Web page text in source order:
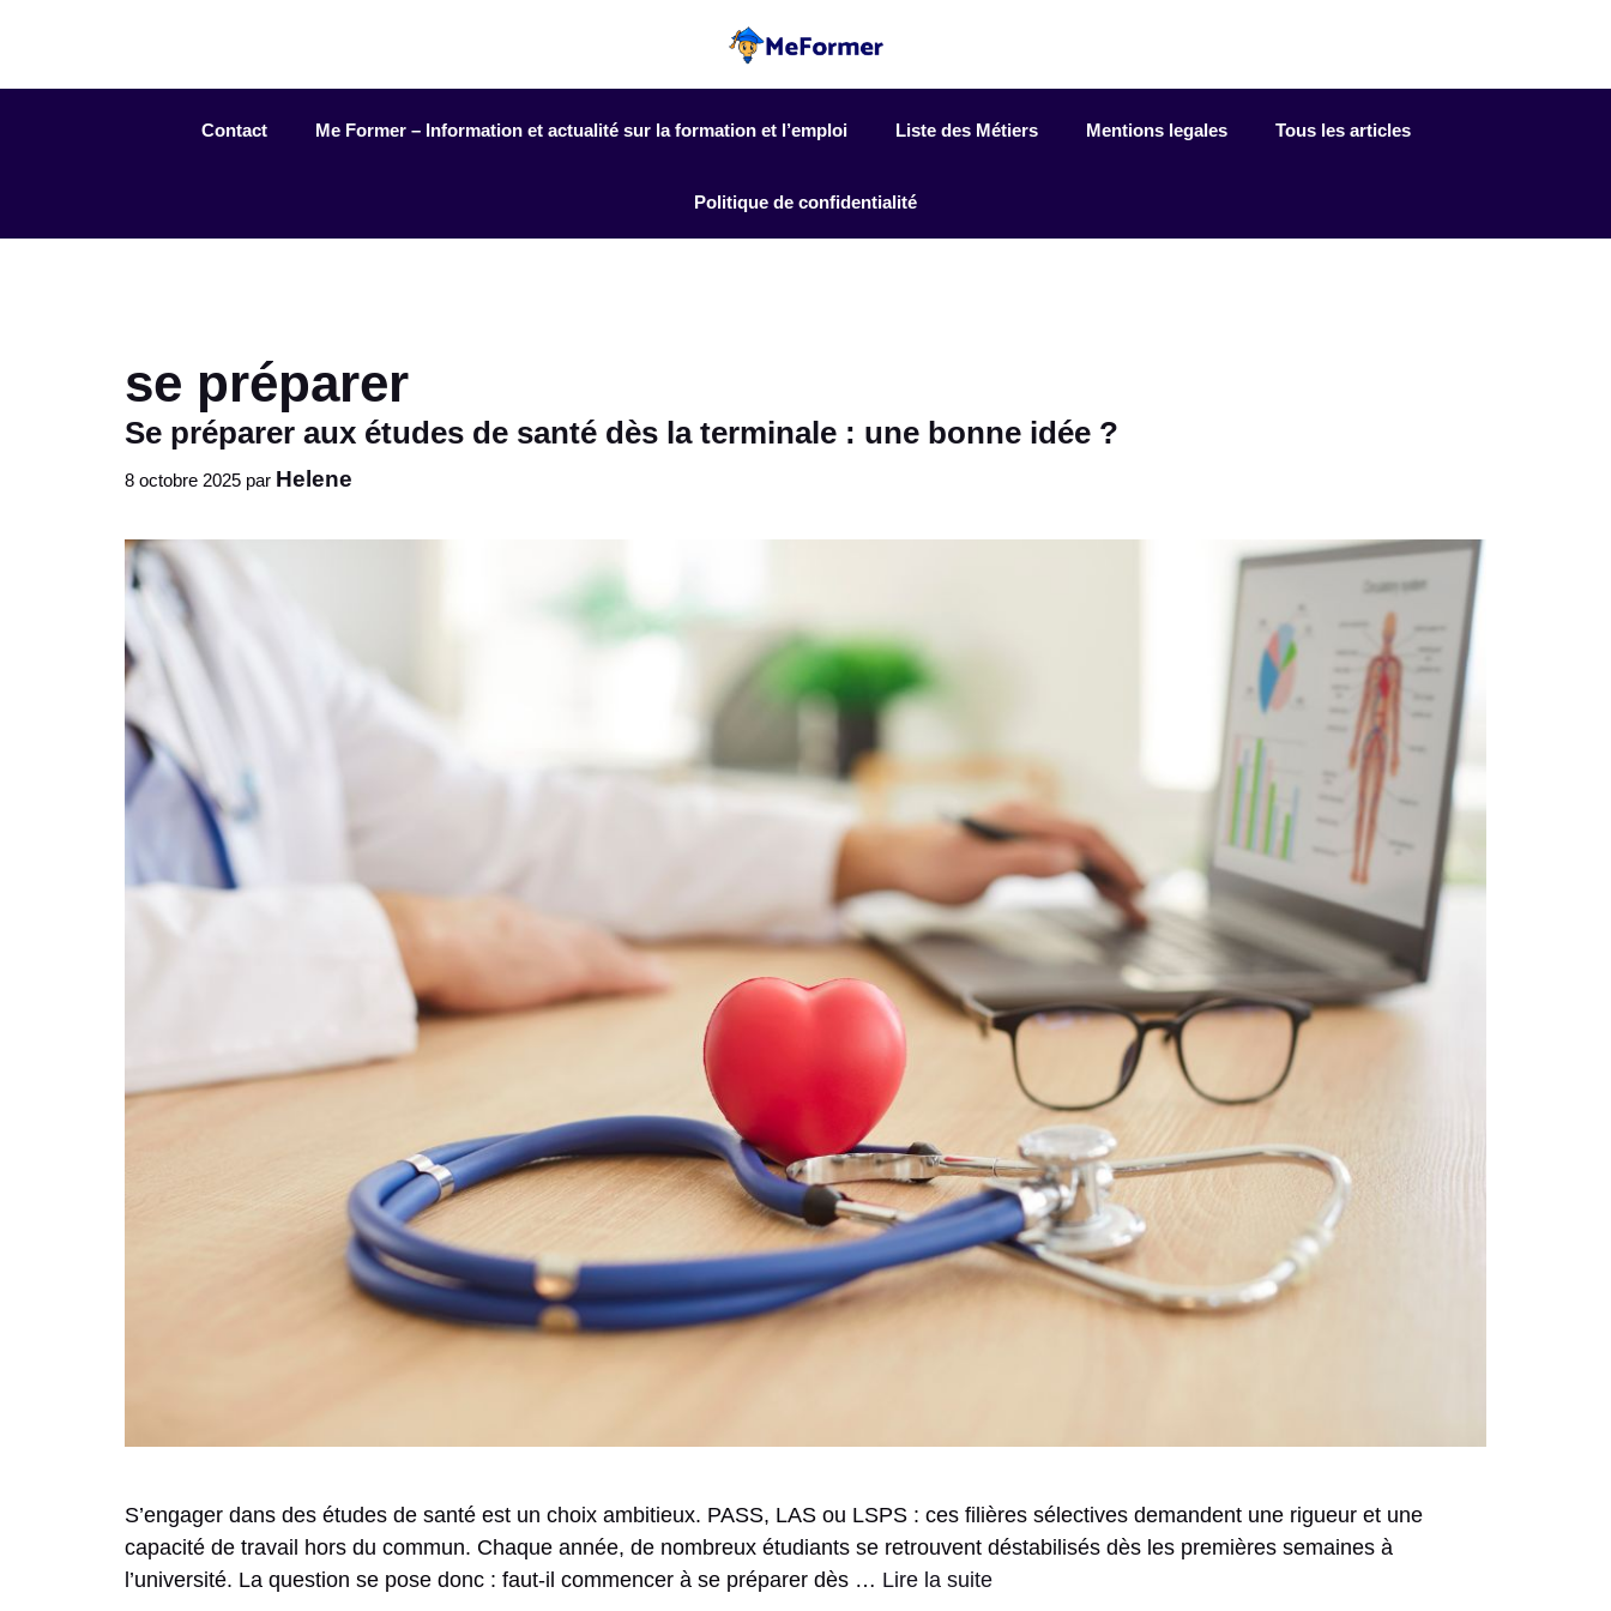
Contact Me Former – Information et actualité sur la formation et l’emploi Liste des Métiers Mentions legales Tous les articles
Politique de confidentialité
se préparer
Se préparer aux études de santé dès la terminale : une bonne idée ?
8 octobre 2025 par Helene
S’engager dans des études de santé est un choix ambitieux. PASS, LAS ou LSPS : ces filières sélectives demandent une rigueur et une
capacité de travail hors du commun. Chaque année, de nombreux étudiants se retrouvent déstabilisés dès les premières semaines à
l’université. La question se pose donc : faut-il commencer à se préparer dès … Lire la suite